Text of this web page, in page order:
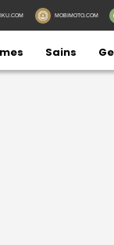
MOBIMOTO.COM
Sains